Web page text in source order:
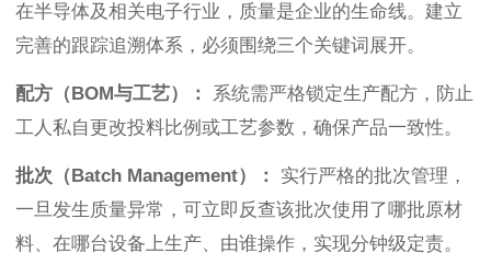
在半导体及相关电子行业，质量是企业的生命线。建立
完善的跟踪追溯体系，必须围绕三个关键词展开。
配方（BOM与工艺）：
系统需严格锁定生产配方，防止
工人私自更改投料比例或工艺参数，确保产品一致性。
批次（Batch Management）：
实行严格的批次管理，
一旦发生质量异常，可立即反查该批次使用了哪批原材
料、在哪台设备上生产、由谁操作，实现分钟级定责。